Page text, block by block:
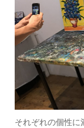
それぞれの個性に